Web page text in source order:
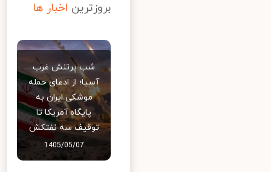
بروزترین اخبار ها
شب پرتنش غرب
آسیا؛ از ادعای حمله
موشکی ایران به
پایگاه آمریکا تا
توقیف سه نفتکش
1405/05/07